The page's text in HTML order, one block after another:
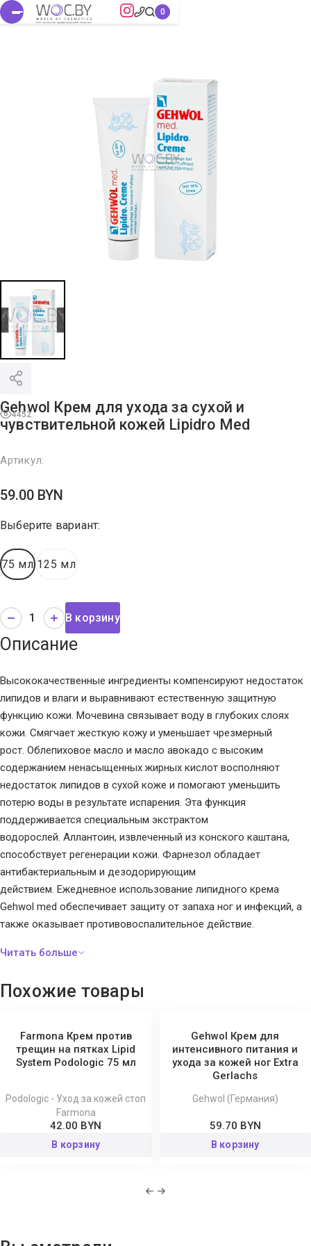
4452
Gehwol Крем для ухода за сухой и
чувствительной кожей Lipidro Med
Артикул:
59.00 BYN
Выберите вариант:
75 мл 125 мл
В корзину
Описание
Высококачественные ингредиенты компенсируют недостаток
липидов и влаги и выравнивают естественную защитную
функцию кожи. Мочевина связывает воду в глубоких слоях
кожи. Смягчает жесткую кожу и уменьшает чрезмерный
рост. Облепиховое масло и масло авокадо с высоким
содержанием ненасыщенных жирных кислот восполняют
недостаток липидов в сухой коже и помогают уменьшить
потерю воды в результате испарения. Эта функция
поддерживается специальным экстрактом
водорослей. Аллантоин, извлеченный из конского каштана,
способствует регенерации кожи. Фарнезол обладает
антибактериальным и дезодорирующим
действием. Ежедневное использование липидного крема
Gehwol med обеспечивает защиту от запаха ног и инфекций, а
также оказывает противовоспалительное действие.
Способ применения:
полного впитывания. Идеальное решение для ухода за
Состав:Aqua (Water), Urea, Persea Gratissima (Avocado) Oil,
Glycerin, Polyglyceryl-3 Methylglucose Distearate, Isopropyl
Palmitate, Octyldodecanol, Glyceryl Stearate, Cetyl Alcohol, PPG-3
Benzyl Ether Myristate, Myristyl Myristate, Triethyl Citrate,
Hydrolyzed Algin, Chlorella Vulgaris Extract, Maris Aqua (Sea Water),
Farnesol, Hippophae Rhamnoides (Seabuckthorn) Extract, Allantoin,
Caprylyl Glycol, Propylene Glycol, BHT, Ascorbyl Palmitate, Citric
Похожие товары
Farmona Крем против
трещин на пятках Lipid
System Podologic 75 мл
Podologic - Уход за кожей стоп
Farmona
42.00 BYN
В корзину
Gehwol Крем для
интенсивного питания и
ухода за кожей ног Extra
Gerlachs
Gehwol (Германия)
59.70 BYN
В корзину